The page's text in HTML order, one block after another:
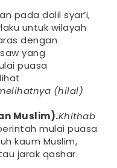
pada dalil syar’i,
untuk wilayah
dengan
yang
puasa
(hilal)
Muslim).Khithab
mulai puasa
kaum Muslim,
jarak qashar.